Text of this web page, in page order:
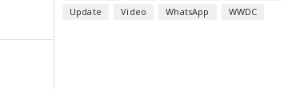
Update
Video WhatsApp WWDC